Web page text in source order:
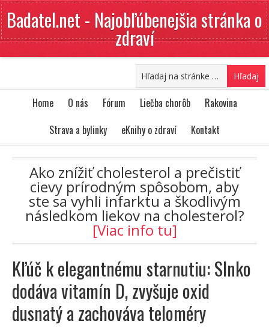
Badatel.net - Najobľúbenejšia stránka o
zdraví
Home O nás Fórum Liečba chorôb
Rakovina
Strava a bylinky
eKnihy o zdraví Kontakt
Ako znížiť cholesterol a prečistiť
cievy prírodným spôsobom, aby
ste sa vyhli infarktu a škodlivým
následkom liekov na cholesterol?
[Viac info tu]
Kľúč k elegantnému starnutiu: Slnko
dodáva vitamín D, zvyšuje oxid
dusnatý a zachováva teloméry